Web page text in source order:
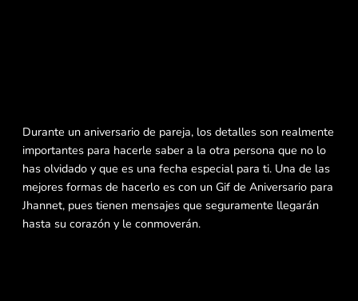
Durante un aniversario de pareja, los detalles son realmente
importantes para hacerle saber a la otra persona que no lo
has olvidado y que es una fecha especial para ti. Una de las
mejores formas de hacerlo es con un Gif de Aniversario para
Jhannet, pues tienen mensajes que seguramente llegarán
hasta su corazón y le conmoverán.